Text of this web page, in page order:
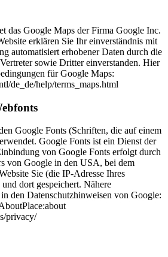
das Google Maps der Firma Google Inc.
erklären Sie Ihr einverständnis mit
automatisiert erhobener Daten durch die
sowie Dritter einverstanden. Hier
für Google Maps:
de_de/help/terms_maps.html
Google Fonts (Schriften, die auf einem
Google Fonts ist ein Dienst der
von Google Fonts erfolgt durch
von Google in den USA, bei dem
Sie (die IP-Adresse Ihres
dort gespeichert. Nähere
den Datenschutzhinweisen von Google:
privacy/